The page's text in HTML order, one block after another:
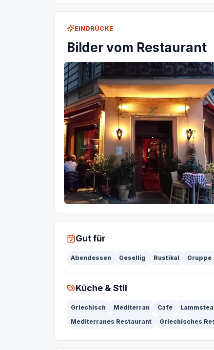
EINDRÜCKE
Bilder vom Restaurant
Gut für
Abendessen Gesellig Rustikal Gruppe
Küche & Stil
Griechisch Mediterran Cafe
Mediterranes Restaurant
Griechisches